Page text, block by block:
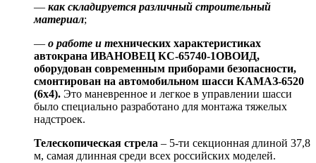
— как складируется различный строительный
материал;
— о работе и технических характеристиках
автокрана ИВАНОВЕЦ КС-65740-1ОВОИД,
оборудован современным приборами безопасности,
смонтирован на автомобильном шасси КАМАЗ-6520
(6х4). Это маневренное и легкое в управлении шасси
было специально разработано для монтажа тяжелых
надстроек.
Телескопическая стрела – 5-ти секционная длиной 37,8
м, самая длинная среди всех российских моделей.